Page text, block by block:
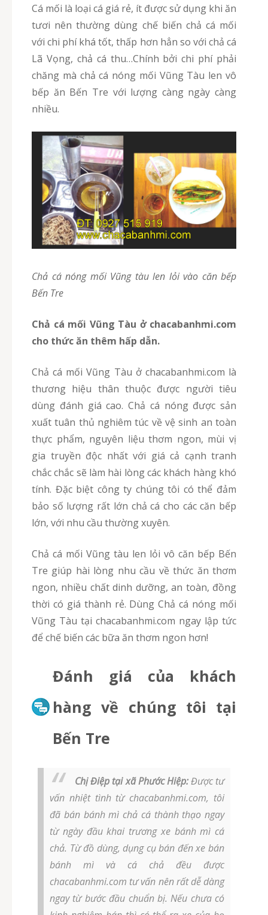
Cá mối là loại cá giá rẻ, ít được sử dụng khi ăn
tươi nên thường dùng chế biến chả cá mối
với chi phí khá tốt, thấp hơn hẳn so với chả cá
Lã Vọng, chả cá thu…Chính bởi chi phí phải
chăng mà chả cá nóng mối Vũng Tàu len vô
bếp ăn Bến Tre với lượng càng ngày càng
nhiều.
chả cá nóng mối Vũng tàu len lỏi vào căn bếp
Bến Tre
chả cá mối Vũng Tàu ở chacabanhmi.com
cho thức ăn thêm hấp dẫn.
Chả cá mối Vũng Tàu ở chacabanhmi.com là
thương hiệu thân thuộc được người tiêu
dùng đánh giá cao. Chả cá nóng được sản
xuất tuân thủ nghiêm túc về vệ sinh an toàn
thực phẩm, nguyên liệu thơm ngon, mùi vị
gia truyền độc nhất với giá cả cạnh tranh
chắc chắc sẽ làm hài lòng các khách hàng khó
tính. Đặc biệt công ty chúng tôi có thể đảm
bảo số lượng rất lớn chả cá cho các căn bếp
lớn, với nhu cầu thường xuyên.
Chả cá mối Vũng tàu len lỏi vô căn bếp Bến
Tre giúp hài lòng nhu cầu về thức ăn thơm
ngon, nhiều chất dinh dưỡng, an toàn, đồng
thời có giá thành rẻ. Dùng Chả cá nóng mối
Vũng Tàu tại chacabanhmi.com ngay lập tức
để chế biến các bữa ăn thơm ngon hơn!
Đánh giá của khách
hàng về chúng tôi tại
Bến Tre
Chị Điệp tại xã Phước Hiệp:Được tư
vấn nhiệt tình từ chacabanhmi.com, tôi
đã bán bánh mì chả cá thành thạo ngay
từ ngày đầu khai trương xe bánh mì cá
chả. Từ đồ dùng, dụng cụ bán đến xe bán
bánh mì và cá chả đều được
chacabanhmi.com tư vấn nên rất dễ dàng
ngay từ bước đầu chuẩn bị. Nếu chưa có